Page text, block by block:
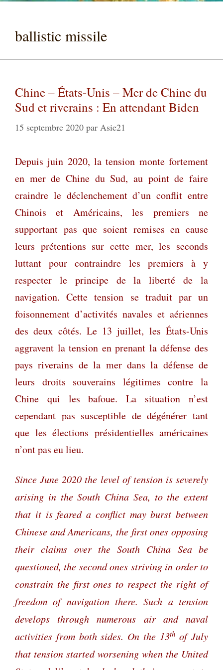
ballistic missile
Chine – États-Unis – Mer de Chine du
Sud et riverains : En attendant Biden
15 septembre 2020 par Asie21
Depuis juin 2020, la tension monte fortement
en mer de Chine du Sud, au point de faire
craindre le déclenchement d’un conflit entre
Chinois et Américains, les premiers ne
supportant pas que soient remises en cause
leurs prétentions sur cette mer, les seconds
luttant pour contraindre les premiers à y
respecter le principe de la liberté de la
navigation. Cette tension se traduit par un
foisonnement d’activités navales et aériennes
des deux côtés. Le 13 juillet, les États-Unis
aggravent la tension en prenant la défense des
pays riverains de la mer dans la défense de
leurs droits souverains légitimes contre la
Chine qui les bafoue. La situation n’est
cependant pas susceptible de dégénérer tant
que les élections présidentielles américaines
n’ont pas eu lieu.
Since June 2020 the level of tension is severely
arising in the South China Sea, to the extent
that it is feared a conflict may burst between
Chinese and Americans, the first ones opposing
their claims over the South China Sea be
questioned, the second ones striving in order to
constrain the first ones to respect the right of
freedom of navigation there. Such a tension
develops through numerous air and naval
activities from both sides. On the 13th of July
that tension started worsening when the United